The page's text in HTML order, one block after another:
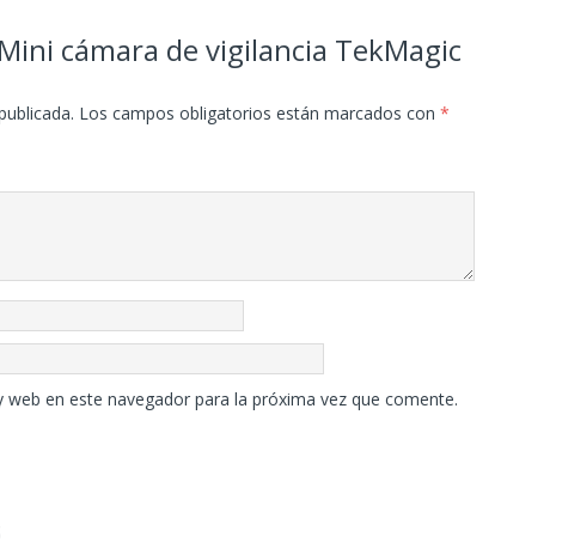
cámara de vigilancia TekMagic
Los campos obligatorios están marcados con *
en este navegador para la próxima vez que comente.